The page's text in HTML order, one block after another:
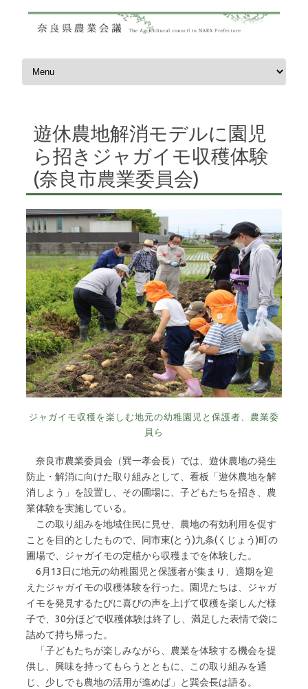
コンテンツへスキップ
遊休農地解消モデルに園児
ら招きジャガイモ収穫体験
(奈良市農業委員会)
ジャガイモ収穫を楽しむ地元の幼稚園児と保護者、農業委
員ら
奈良市農業委員会（巽一孝会長）では、遊休農地の発生
防止・解消に向けた取り組みとして、看板「遊休農地を解
消しよう」を設置し、その圃場に、子どもたちを招き、農
業体験を実施している。
この取り組みを地域住民に見せ、農地の有効利用を促す
ことを目的としたもので、同市東(とう)九条(くじょう)町の
圃場で、ジャガイモの定植から収穫までを体験した。
6月13日に地元の幼稚園児と保護者が集まり、適期を迎
えたジャガイモの収穫体験を行った。園児たちは、ジャガ
イモを発見するたびに喜びの声を上げて収穫を楽しんだ様
子で、30分ほどで収穫体験は終了し、満足した表情で袋に
詰めて持ち帰った。
「子どもたちが楽しみながら、農業を体験する機会を提
供し、興味を持ってもらうとともに、この取り組みを通
じ、少しでも農地の活用が進めば」と巽会長は語る。